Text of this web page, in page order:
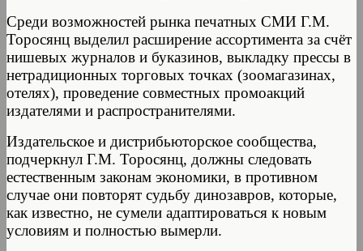
Среди возможностей рынка печатных СМИ Г.М.
Торосянц выделил расширение ассортимента за счёт
нишевых журналов и буказинов, выкладку прессы в
нетрадиционных торговых точках (зоомагазинах,
отелях), проведение совместных промоакций
издателями и распространителями.
Издательское и дистрибьюторское сообщества,
подчеркнул Г.М. Торосянц, должны следовать
естественным законам экономики, в противном
случае они повторят судьбу динозавров, которые,
как известно, не сумели адаптироваться к новым
условиям и полностью вымерли.